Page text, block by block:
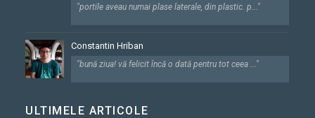
"portile aveau numai plase laterale, din plastic. p..."
Constantin Hriban
"bună ziua! vă felicit încă o dată pentru tot ceea ..."
ULTIMELE ARTICOLE